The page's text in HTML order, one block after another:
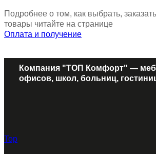
Подробнее о том, как выбрать,
товары читайте на странице
Оплата и получение
Компания "ТОП Комфорт" —
офисов, школ, больниц,
Top